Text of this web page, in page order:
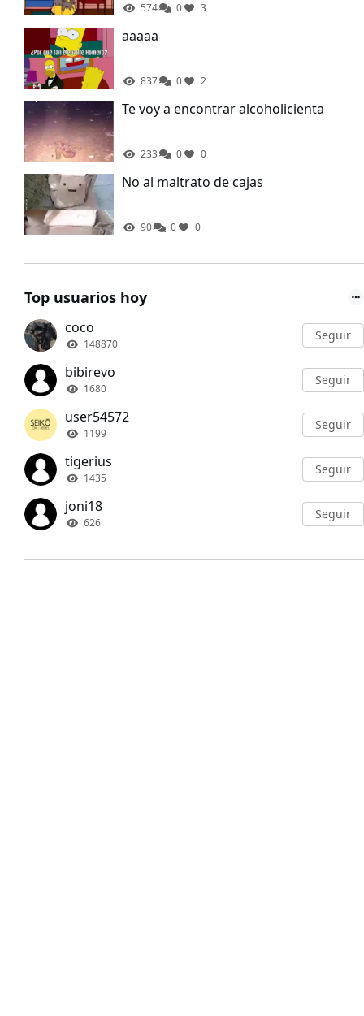
574 0 3
aaaaa
837 0 2
Te voy a encontrar alcoholicienta
233 0 0
No al maltrato de cajas
90 0 0
Top usuarios hoy
coco
148870
Seguir
bibirevo
1680
Seguir
user54572
1199
Seguir
tigerius
1435
Seguir
joni18
626
Seguir